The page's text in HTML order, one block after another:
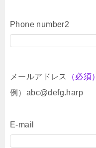
Phone number2
メールアドレス
（必須）
例）abc@defg.harp
E-mail